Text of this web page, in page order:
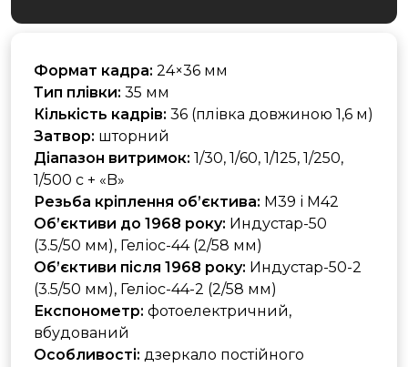
Формат кадра: 24×36 мм
Тип плівки: 35 мм
Кількість кадрів: 36 (плівка довжиною 1,6 м)
Затвор: шторний
Діапазон витримок: 1/30, 1/60, 1/125, 1/250,
1/500 с + «B»
Резьба кріплення об’єктива: M39 і M42
Об’єктиви до 1968 року: Индустар-50
(3.5/50 мм), Геліос-44 (2/58 мм)
Об’єктиви після 1968 року: Индустар-50-2
(3.5/50 мм), Геліос-44-2 (2/58 мм)
Експонометр: фотоелектричний,
вбудований
Особливості: дзеркало постійного